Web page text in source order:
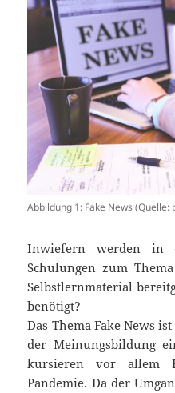
Abbildung 1: Fake News (Quelle:
Inwiefern werden in
Schulungen zum
Selbstlernmaterial
benötigt?
Das Thema Fake News
der Meinungsbildung
kursieren vor allem
Pandemie. Da der